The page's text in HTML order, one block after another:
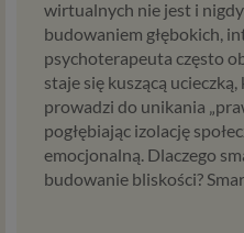
wirtualnych nie jest i
budowaniem głębokich,
psychoterapeuta często
staje się kuszącą
prowadzi do unikania
pogłębiając izolację
emocjonalną. Dlaczego
budowanie bliskości?